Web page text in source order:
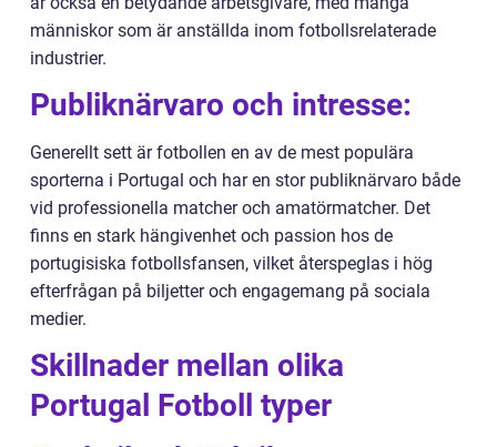
människor som är anställda inom fotbollsrelaterade
industrier.
Publiknärvaro och intresse:
Generellt sett är fotbollen en av de mest populära
sporterna i Portugal och har en stor publiknärvaro både
vid professionella matcher och amatörmatcher. Det
finns en stark hängivenhet och passion hos de
portugisiska fotbollsfansen, vilket återspeglas i hög
efterfrågan på biljetter och engagemang på sociala
medier.
Skillnader mellan olika
Portugal Fotboll typer